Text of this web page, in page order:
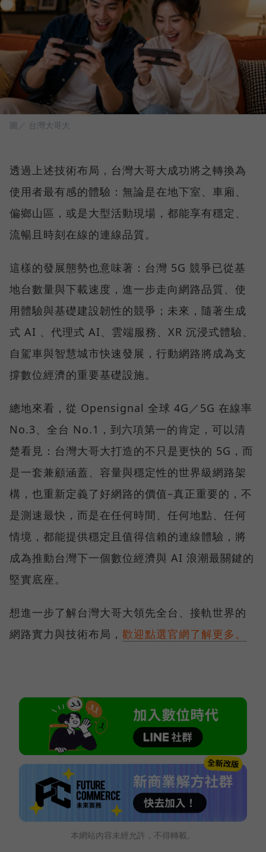
圖／ 台灣大哥大
透過上述技術布局，台灣大哥大成功將之轉換為
使用者最有感的體驗：無論是在地下室、車廂、
偏鄉山區，或是大型活動現場，都能享有穩定、
流暢且時刻在線的連線品質。
這樣的發展態勢也意味著：台灣 5G 競爭已從基
地台數量與下載速度，進一步走向網路品質、使
用體驗與基礎建設韌性的競爭；未來，隨著生成
式 AI 、代理式 AI、雲端服務、XR 沉浸式體驗、
自駕車與智慧城市快速發展，行動網路將成為支
撐數位經濟的重要基礎設施。
總地來看，從 Opensignal 全球 4G／5G 在線率
No.3、全台 No.1，到六項第一的肯定，可以清
楚看見：台灣大哥大打造的不只是更快的 5G，而
是一套兼顧涵蓋、容量與穩定性的世界級網路架
構，也重新定義了好網路的價值–真正重要的，不
是測速最快，而是在任何時間、任何地點、任何
情境，都能提供穩定且值得信賴的連線體驗，將
成為推動台灣下一個數位經濟與 AI 浪潮最關鍵的
堅實底座。
想進一步了解台灣大哥大領先全台、接軌世界的
網路實力與技術布局， 歡迎點選官網了解更多。
本網站內容未經允許，不得轉載。